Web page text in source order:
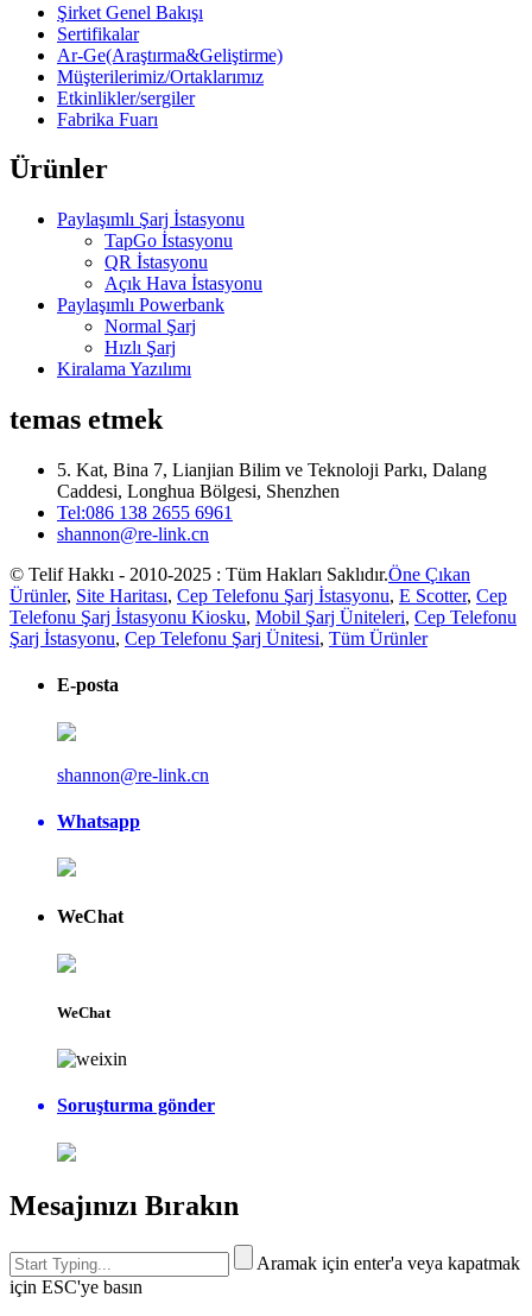
Şirket Genel Bakışı
Sertifikalar
Ar-Ge(Araştırma&Geliştirme)
Müşterilerimiz/Ortaklarımız
Etkinlikler/sergiler
Fabrika Fuarı
Ürünler
Paylaşımlı Şarj İstasyonu
TapGo İstasyonu
QR İstasyonu
Açık Hava İstasyonu
Paylaşımlı Powerbank
Normal Şarj
Hızlı Şarj
Kiralama Yazılımı
temas etmek
5. Kat, Bina 7, Lianjian Bilim ve Teknoloji Parkı, Dalang
Caddesi, Longhua Bölgesi, Shenzhen
Tel:086 138 2655 6961
shannon@re-link.cn
© Telif Hakkı - 2010-2025 : Tüm Hakları Saklıdır.Öne Çıkan
Ürünler, Site Haritası, Cep Telefonu Şarj İstasyonu, E Scotter, Cep
Telefonu Şarj İstasyonu Kiosku, Mobil Şarj Üniteleri, Cep Telefonu
Şarj İstasyonu, Cep Telefonu Şarj Ünitesi, Tüm Ürünler
E-posta
shannon@re-link.cn
Whatsapp
WeChat
WeChat
Soruşturma gönder
Mesajınızı Bırakın
Aramak için enter'a veya kapatmak
için ESC'ye basın